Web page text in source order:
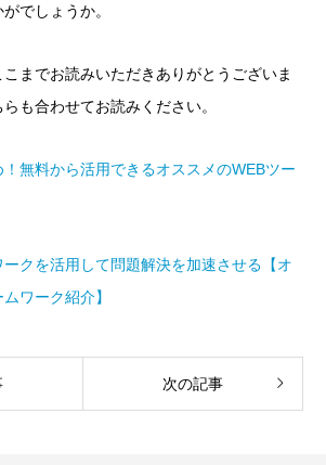
でしょうか。
までお読みいただきありがとうございま
も合わせてお読みください。
無料から活用できるオススメのWEBツー
クを活用して問題解決を加速させる【オ
ワーク紹介】
次の記事